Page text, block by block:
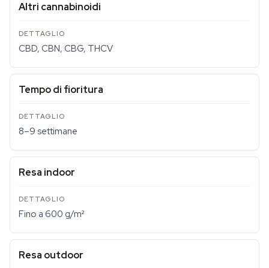
Altri cannabinoidi
CBD, CBN, CBG, THCV
Tempo di fioritura
8–9 settimane
Resa indoor
Fino a 600 g/m²
Resa outdoor